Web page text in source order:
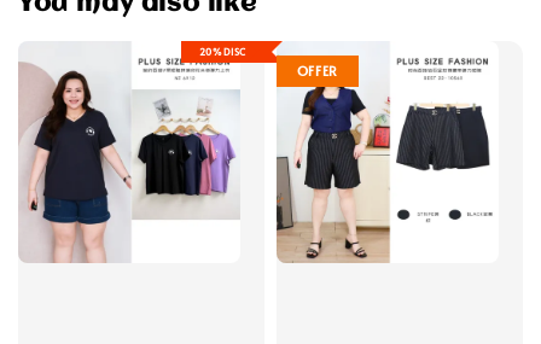
20%DISC
OFFER